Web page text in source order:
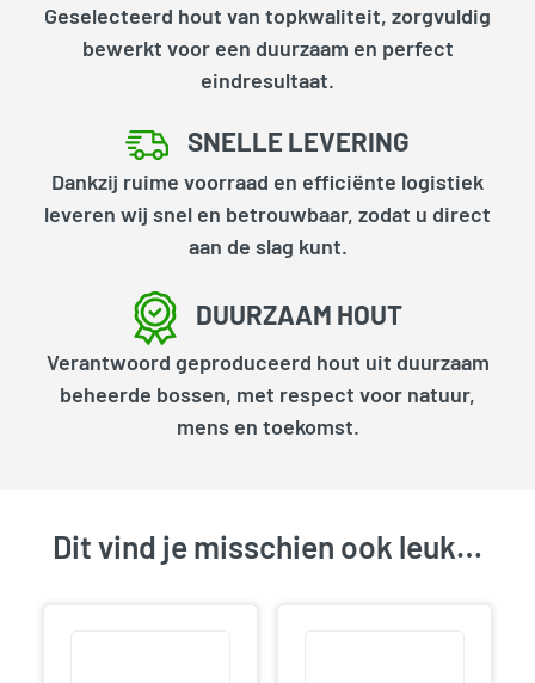
Geselecteerd hout van topkwaliteit, zorgvuldig
bewerkt voor een duurzaam en perfect
eindresultaat.
SNELLE LEVERING
Dankzij ruime voorraad en efficiënte logistiek
leveren wij snel en betrouwbaar, zodat u direct
aan de slag kunt.
DUURZAAM HOUT
Verantwoord geproduceerd hout uit duurzaam
beheerde bossen, met respect voor natuur,
mens en toekomst.
Dit vind je misschien ook leuk…